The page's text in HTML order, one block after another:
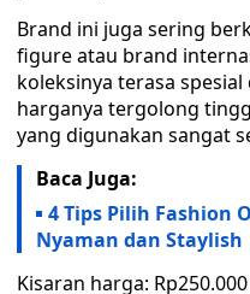
Brand ini juga sering
figure atau brand
koleksinya terasa
harganya tergolong
yang digunakan sangat
Baca Juga:
4 Tips Pilih Fashion
Nyaman dan Staylish
Kisaran harga: